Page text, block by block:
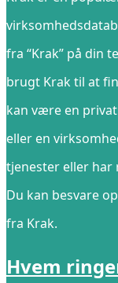
fra “Krak” på din
brugt Krak til at
kan være en
eller en
tjenester eller har
Du kan besvare
fra Krak.
Hvem